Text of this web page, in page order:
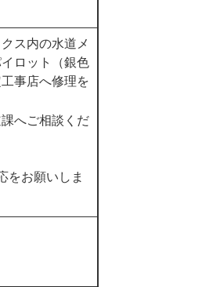
ス内の水道メ
ロット（銀色
事店へ修理を
へご相談くだ
をお願いしま